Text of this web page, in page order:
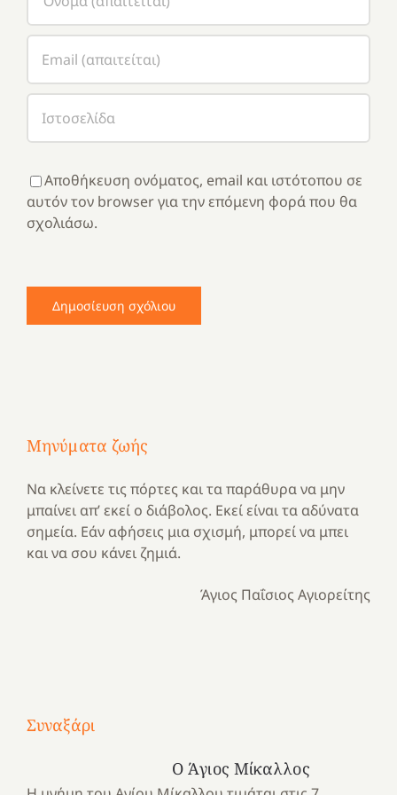
Αποθήκευση ονόματος, email και ιστότοπου σε
αυτόν τον browser για την επόμενη φορά που θα
σχολιάσω.
Μηνύματα ζωής
Να κλείνετε τις πόρτες και τα παράθυρα να μην
μπαίνει απ’ εκεί ο διάβολος. Εκεί είναι τα αδύνατα
σημεία. Εάν αφήσεις μια σχισμή, μπορεί να μπει
και να σου κάνει ζημιά.
Άγιος Παΐσιος Αγιορείτης
Συναξάρι
Ο Άγιος Μίκαλλος
Μια
και
Κατασκηνωτικές